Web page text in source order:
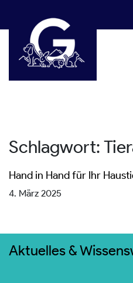
Schlagwort:
Hand in Hand für Ihr
4. März 2025
Aktuelles &